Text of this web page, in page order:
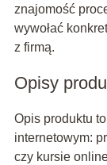
znajomość
wywołać
z firmą.
Opisy
Opis produktu
internetowym:
czy kursie